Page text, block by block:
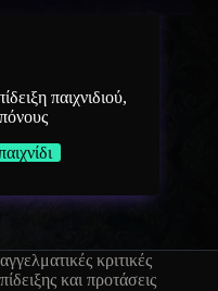
παιχνιδιού,
κριτικές
και προτάσεις